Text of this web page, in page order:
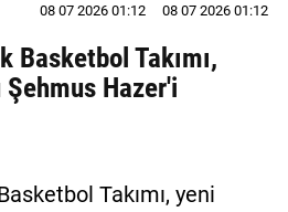
08 07 2026 01:12
08 07 2026 01:12
Basketbol Takımı,
Hazer'i
Takımı, yeni